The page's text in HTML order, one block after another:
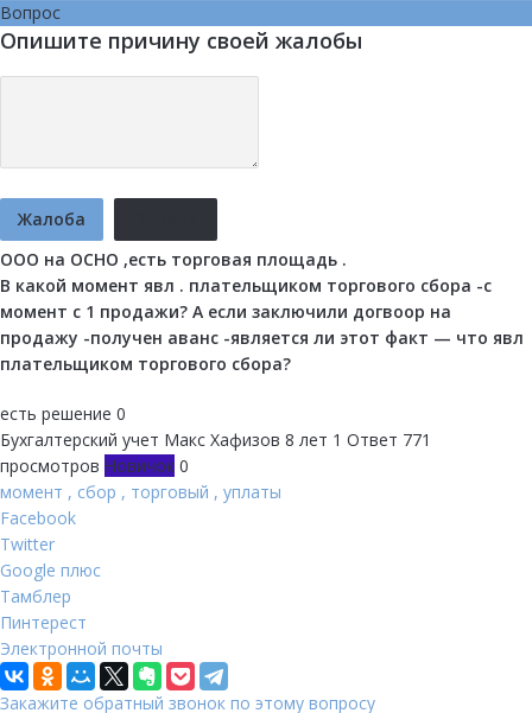
Вопрос
Опишите причину своей жалобы
Жалоба
ООО на ОСНО ,есть торговая площадь .
В какой момент явл . плательщиком торгового сбора -с
момент с 1 продажи? А если заключили догвоор на
продажу -получен аванс -является ли этот факт — что явл
плательщиком торгового сбора?
есть решение 0
Бухгалтерский учет Макс Хафизов 8 лет 1 Ответ 771
просмотров Новичок 0
момент , сбор , торговый , уплаты
Facebook
Twitter
Google плюс
Тамблер
Пинтерест
Электронной почты
Закажите обратный звонок по этому вопросу